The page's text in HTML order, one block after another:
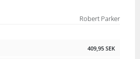
Robert Parker
409,95 SEK